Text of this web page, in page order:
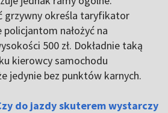
grzywny określa taryfikator
nałożyć na
500 zł. Dokładnie taką
kierowcy samochodu
jedynie bez punktów karnych.
do jazdy skuterem wystarczy